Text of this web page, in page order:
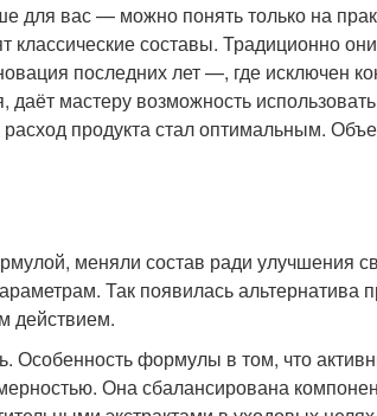
для вас — можно понять только на
составы. Традиционно
последних лет —, где исключен
мастеру возможность
продукта стал оптимальным.
меняли состав ради улучшения
Так появилась альтернатива
действием.
Особенность формулы в том, что
Она сбалансирована